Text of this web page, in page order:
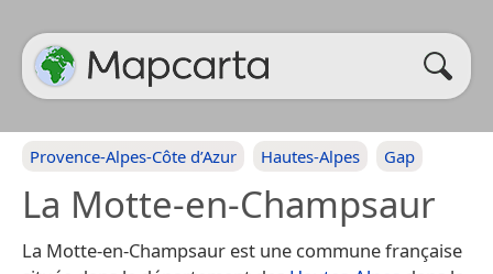
Provence-Alpes-Côte d’Azur Hautes-Alpes Gap
La Motte-en-Champsaur
La Motte-en-Champsaur est une commune française